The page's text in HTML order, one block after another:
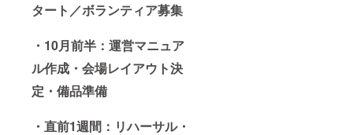
タート／ボランティア募集
・ 10月前半：運営マニュア
ル作成・会場レイアウト決
定・備品準備
・ 直前1週間：リハーサル・